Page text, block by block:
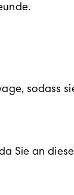
sodass
Sie an